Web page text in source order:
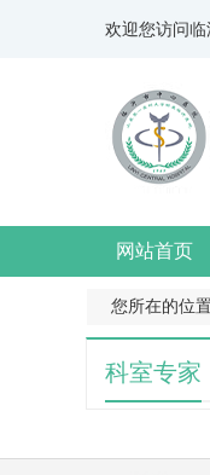
欢迎您访问
网站首页
您所在的位
科室专家